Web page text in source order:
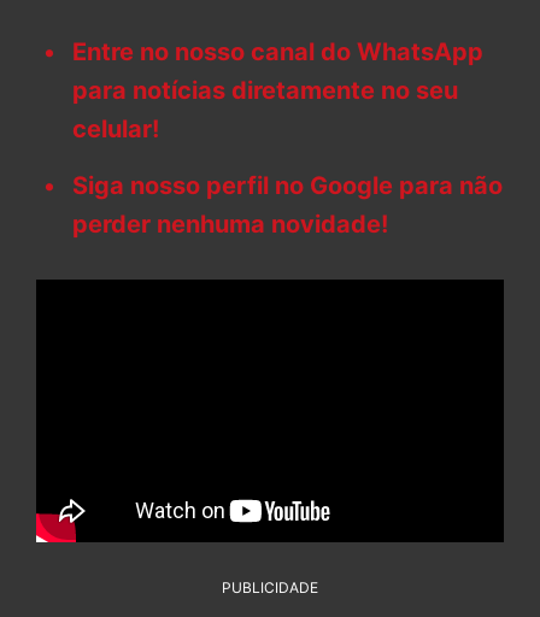
Entre no nosso canal do WhatsApp
para notícias diretamente no seu
celular!
Siga nosso perfil no Google para não
perder nenhuma novidade!
PUBLICIDADE